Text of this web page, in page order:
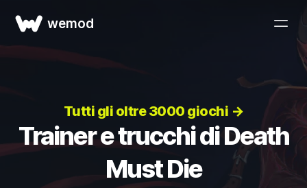
wemod
Tutti gli oltre 3000 giochi →
Trainer e trucchi di Death
Must Die